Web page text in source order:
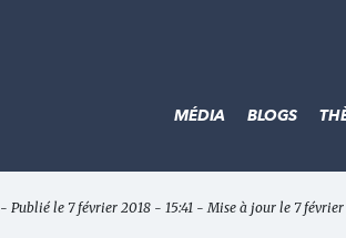
MÉDIA BLOGS
- Publié le 7 février 2018 - 15:41 - Mise à jour le 7 février